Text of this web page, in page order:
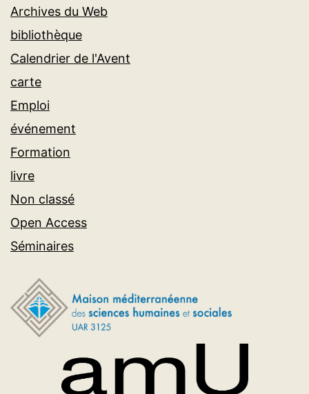
Archives du Web
bibliothèque
Calendrier de l'Avent
carte
Emploi
événement
Formation
livre
Non classé
Open Access
Séminaires